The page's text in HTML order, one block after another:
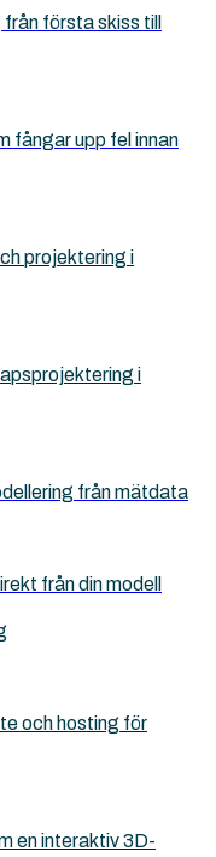
första skiss till
fångar upp fel innan
projektering i
i
från mätdata
från din modell
och hosting för
en interaktiv 3D-